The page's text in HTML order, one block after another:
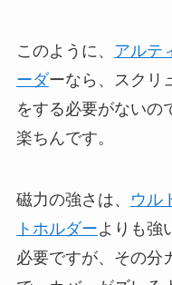
このように、 アルテ
ーダーなら、スクリ
をする必要がないの
楽ちんです。
磁力の強さは、
ウル
トホルダーよりも強
必要ですが、その分